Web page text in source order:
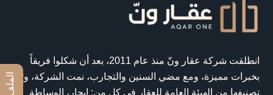
انطلقت شركة عقار ونّ منذ عام 2011، بعد أن شكلوا فريقاً
بخبرات مميزة، ومع مضي السنين والتجارب، نمت الشركة، وتم
تصنيفها من الهيئة العامة للعقار في كل من: إيجار، الوساطة